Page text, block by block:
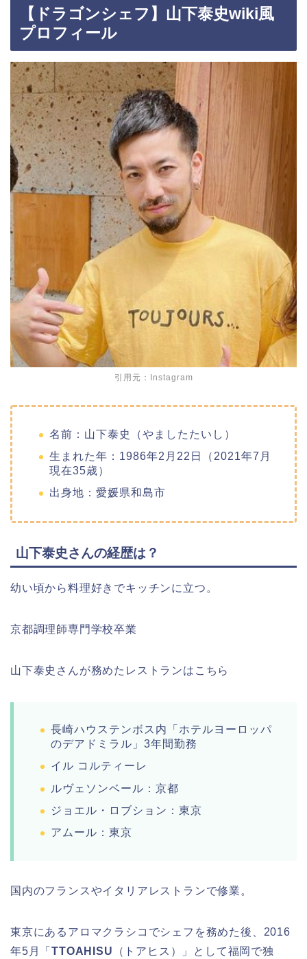
【ドラゴンシェフ】山下泰史wiki風
プロフィール
引用元：Instagram
名前：山下泰史（やましたたいし）
生まれた年：1986年2月22日（2021年7月
現在35歳）
出身地：愛媛県和島市
山下泰史さんの経歴は？
幼い頃から料理好きでキッチンに立つ。
京都調理師専門学校卒業
山下泰史さんが務めたレストランはこちら
長崎ハウステンボス内「ホテルヨーロッパ
のデアドミラル」3年間勤務
イル コルティーレ
ルヴェソンベール：京都
ジョエル・ロブション：東京
アムール：東京
国内のフランスやイタリアレストランで修業。
東京にあるアロマクラシコでシェフを務めた後、2016
年5月「TTOAHISU （トアヒス）」として福岡で独